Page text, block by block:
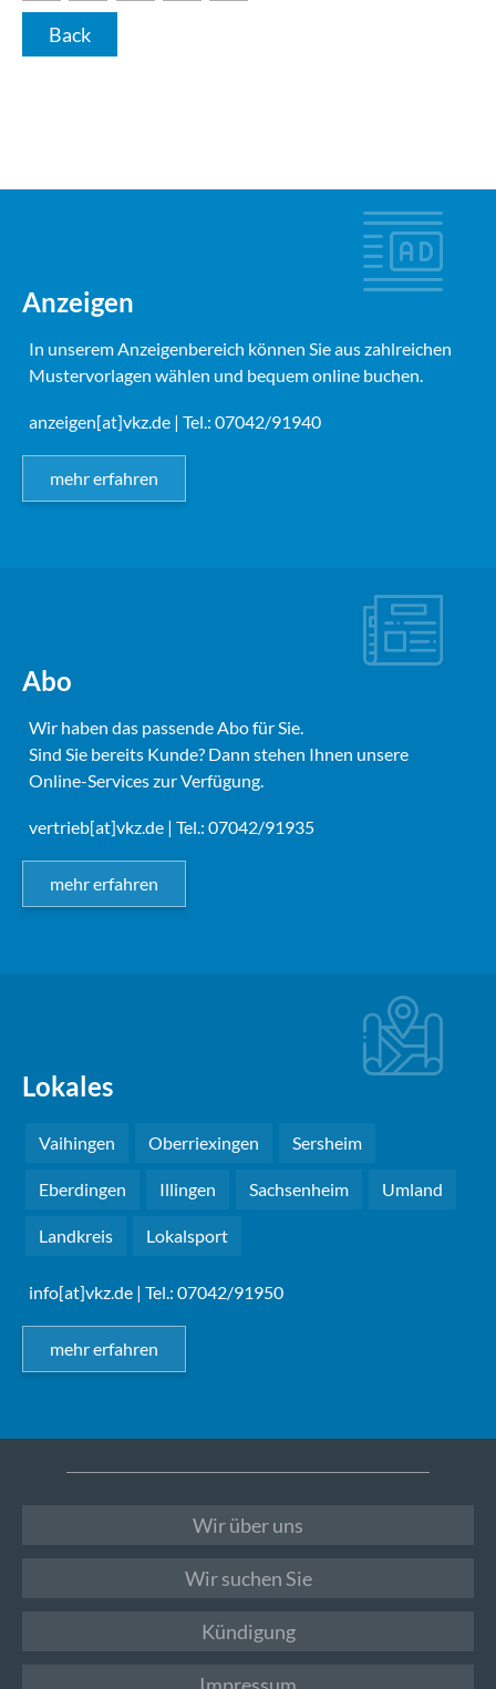
Back
Anzeigen
In unserem Anzeigenbereich können Sie aus zahlreichen
Mustervorlagen wählen und bequem online buchen.
anzeigen[at]vkz.de | Tel.: 07042/91940
mehr erfahren
Abo
Wir haben das passende Abo für Sie.
Sind Sie bereits Kunde? Dann stehen Ihnen unsere
Online-Services zur Verfügung.
vertrieb[at]vkz.de | Tel.: 07042/91935
mehr erfahren
Lokales
Vaihingen Oberriexingen Sersheim
Eberdingen Illingen Sachsenheim Umland
Landkreis Lokalsport
info[at]vkz.de | Tel.: 07042/91950
mehr erfahren
Wir über uns
Wir suchen Sie
Kündigung
Impressum